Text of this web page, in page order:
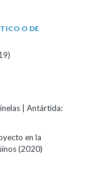
O DE
| Antártida:
en la
(2020)